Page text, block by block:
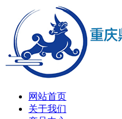
网站首页
关于我们